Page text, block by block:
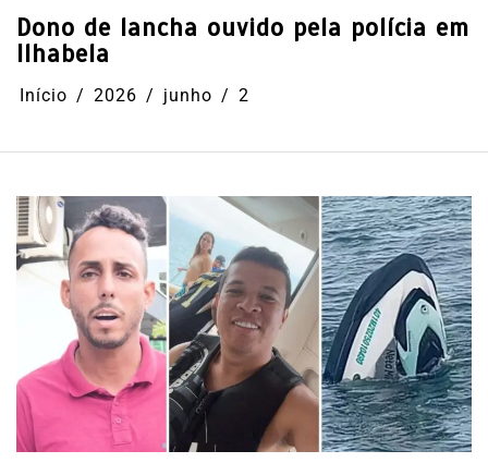
Dono de lancha ouvido pela polícia em
Ilhabela
Início 2026 junho 2